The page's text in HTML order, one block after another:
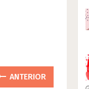
ANTERIOR